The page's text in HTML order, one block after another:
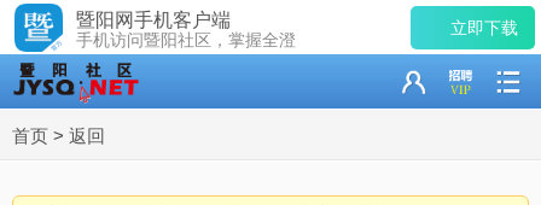
暨阳网手机客户端
手机访问暨阳社区，掌握全澄
立即下载
首页 > 返回